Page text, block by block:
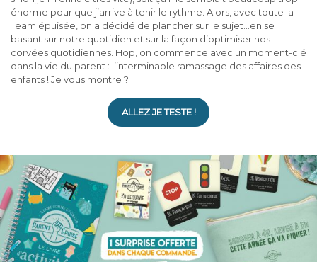
énorme pour que j’arrive à tenir le rythme. Alors, avec toute la
Team épuisée, on a décidé de plancher sur le sujet…en se
basant sur notre quotidien et sur la façon d’optimiser nos
corvées quotidiennes. Hop, on commence avec un moment-clé
dans la vie du parent : l’interminable ramassage des affaires des
enfants ! Je vous montre ?
ALLEZ JE TESTE !